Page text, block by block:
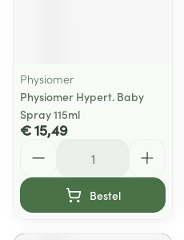
Physiomer
Physiomer Hypert. Baby
Spray 115ml
€ 15,49
Bestel